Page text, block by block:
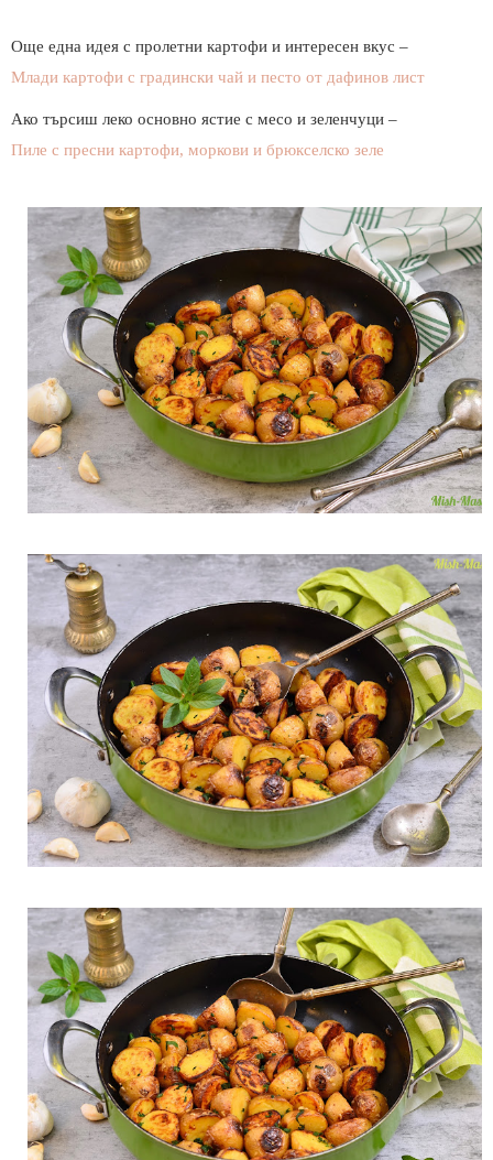
Още една идея с пролетни картофи и интересен вкус –
Млади картофи с градински чай и песто от дафинов лист
Ако търсиш леко основно ястие с месо и зеленчуци –
Пиле с пресни картофи, моркови и брюкселско зеле